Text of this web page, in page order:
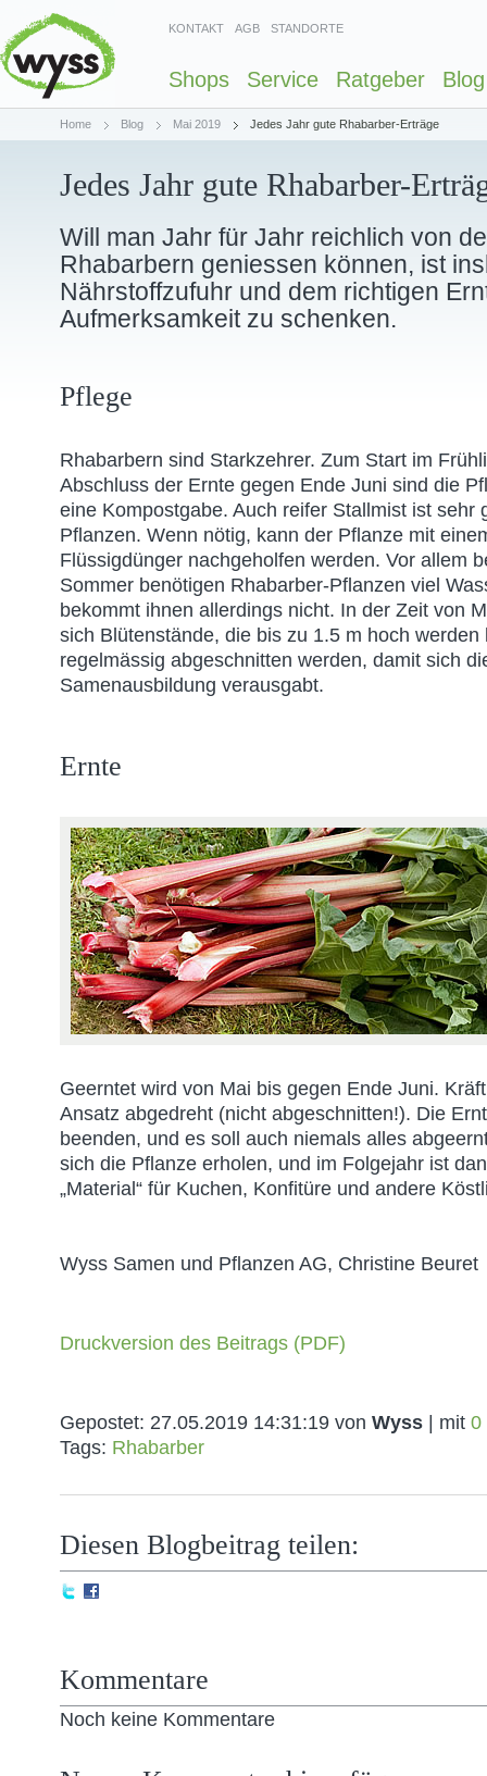
KONTAKT AGB STANDORTE
Shops Service Ratgeber Blog
Home Blog Mai 2019 Jedes Jahr gute Rhabarber-Erträge
Jedes Jahr gute Rhabarber-
Will man Jahr für Jahr reichlich von
Rhabarbern geniessen können, ist
Nährstoffzufuhr und dem richtigen
Aufmerksamkeit zu schenken.
Pflege
Rhabarbern sind Starkzehrer. Zum Start im
Abschluss der Ernte gegen Ende Juni sind die
eine Kompostgabe. Auch reifer Stallmist ist sehr
Pflanzen. Wenn nötig, kann der Pflanze mit
Flüssigdünger nachgeholfen werden. Vor allem
Sommer benötigen Rhabarber-Pflanzen viel
bekommt ihnen allerdings nicht. In der Zeit von
sich Blütenstände, die bis zu 1.5 m hoch
regelmässig abgeschnitten werden, damit sich
Samenausbildung verausgabt.
Ernte
Geerntet wird von Mai bis gegen Ende Juni.
Ansatz abgedreht (nicht abgeschnitten!). Die
beenden, und es soll auch niemals alles
sich die Pflanze erholen, und im Folgejahr ist
„Material“ für Kuchen, Konfitüre und andere
Wyss Samen und Pflanzen AG, Christine Beuret
Druckversion des Beitrags (PDF)
Gepostet: 27.05.2019 14:31:19 von Wyss | mit 0
Tags: Rhabarber
Diesen Blogbeitrag teilen:
Kommentare
Noch keine Kommentare